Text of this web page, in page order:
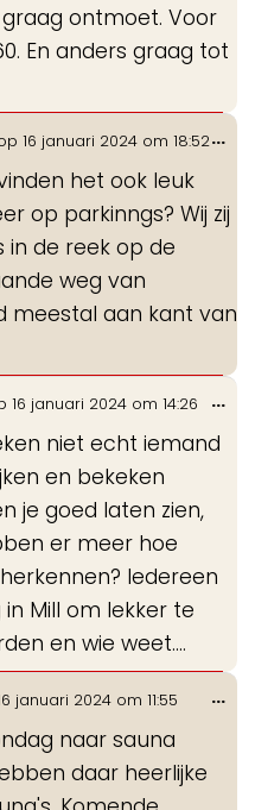
ontmoet. Voor
En anders graag tot
16 januari 2024 om 18:52
het ook leuk
op parkinngs? Wij zij
de reek op de
weg van
meestal aan kant van
...
16 januari 2024 om 14:26
niet echt iemand
en bekeken
je goed laten zien,
er meer hoe
Iedereen
Mill om lekker te
en wie weet....
...
januari 2024 om 11:55
naar sauna
daar heerlijke
...